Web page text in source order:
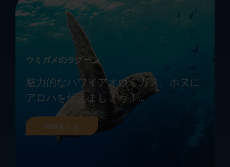
ウミガメのラグーン
魅力的なハワイアオウミガメ、ホヌに
アロハを伝えましょう！...
詳細を見る